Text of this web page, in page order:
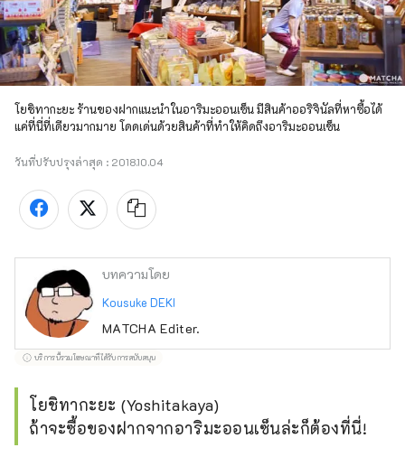
โยชิทากะยะ ร้านของฝากแนะนำในอาริมะออนเซ็น มีสินค้าออริจินัลที่หาซื้อได้
แค่ที่นี่ที่เดียวมากมาย โดดเด่นด้วยสินค้าที่ทำให้คิดถึงอาริมะออนเซ็น
วันที่ปรับปรุงล่าสุด : 2018.10.04
บทความโดย
Kousuke DEKI
MATCHA Editer.
บริการนี้รวมโฆษณาที่ได้รับการสนับสนุน
โยชิทากะยะ (Yoshitakaya)
ถ้าจะซื้อของฝากจากอาริมะออนเซ็นล่ะก็ต้องที่นี่!